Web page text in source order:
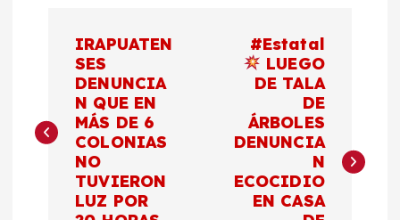
v
e
IRAPUATEN
SES
DENUNCIA
N QUE EN
MÁS DE 6
COLONIAS
NO
TUVIERON
LUZ POR
#Estatal
LUEGO
DE TALA
DE
ÁRBOLES
DENUNCIA
N
ECOCIDIO
EN CASA